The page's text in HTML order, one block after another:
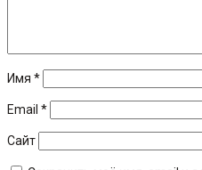
Имя *
Email *
Сайт